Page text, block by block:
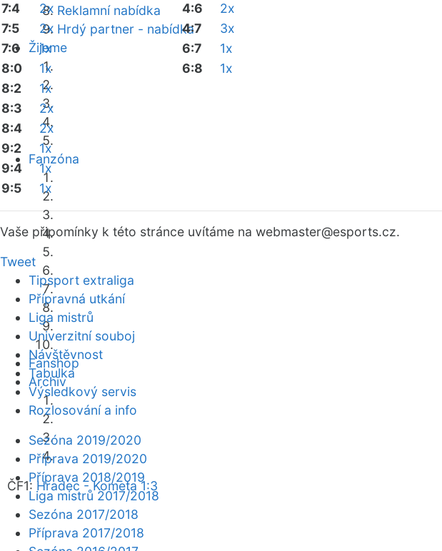
Reklamní nabídka
Hrdý partner - nabídka
Žijeme
Fanzóna
Fanshop
Archiv
ČF1: Hradec - Kometa 1:3
7:4
2x
7:5
2x
7:6
1x
8:0
1x
8:2
1x
8:3
2x
8:4
2x
9:2
1x
9:4
1x
9:5
1x
4:6
2x
4:7
3x
6:7
1x
6:8
1x
Vaše připomínky k této stránce uvítáme na webmaster@esports.cz.
Tweet
Tipsport extraliga
Přípravná utkání
Liga mistrů
Univerzitní souboj
Návštěvnost
Tabulka
Výsledkový servis
Rozlosování a info
Sezóna 2019/2020
Příprava 2019/2020
Příprava 2018/2019
Liga mistrů 2017/2018
Sezóna 2017/2018
Příprava 2017/2018